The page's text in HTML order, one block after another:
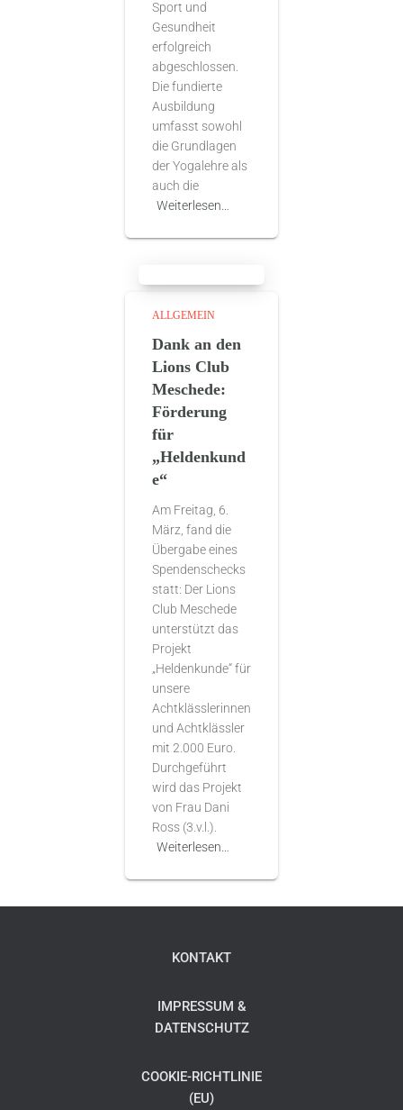
Sport und
Gesundheit
erfolgreich
abgeschlossen.
Die fundierte
Ausbildung
umfasst sowohl
die Grundlagen
der Yogalehre als
auch die
Weiterlesen…
ALLGEMEIN
Dank an den
Lions Club
Meschede:
Förderung
für
„Heldenkund
e“
Am Freitag, 6.
März, fand die
Übergabe eines
Spendenschecks
statt: Der Lions
Club Meschede
unterstützt das
Projekt
„Heldenkunde“ für
unsere
Achtklässlerinnen
und Achtklässler
mit 2.000 Euro.
Durchgeführt
wird das Projekt
von Frau Dani
Ross (3.v.l.).
Weiterlesen…
KONTAKT
IMPRESSUM &
DATENSCHUTZ
COOKIE-RICHTLINIE
(EU)